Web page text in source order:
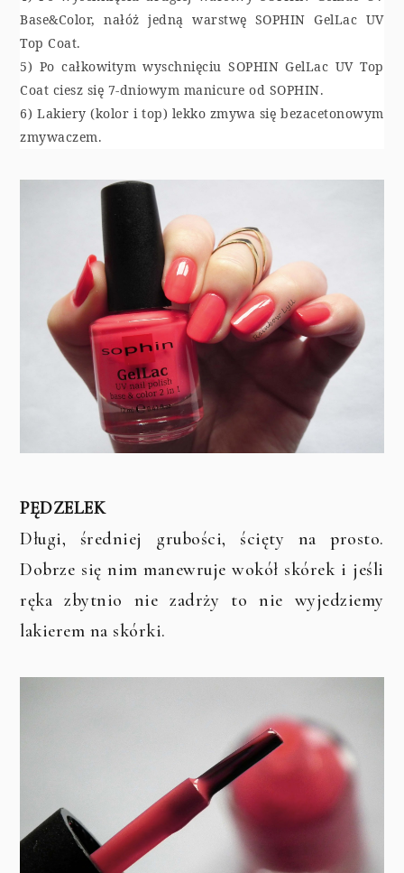
Base&Color, nałóż jedną warstwę SOPHIN GelLac UV
Top Coat.
5) Po całkowitym wyschnięciu SOPHIN GelLac UV Top
Coat ciesz się 7-dniowym manicure od SOPHIN.
6) Lakiery (kolor i top) lekko zmywa się bezacetonowym
zmywaczem.
PĘDZELEK
Długi, średniej grubości, ścięty na prosto.
Dobrze się nim manewruje wokół skórek i jeśli
ręka zbytnio nie zadrży to nie wyjedziemy
lakierem na skórki.